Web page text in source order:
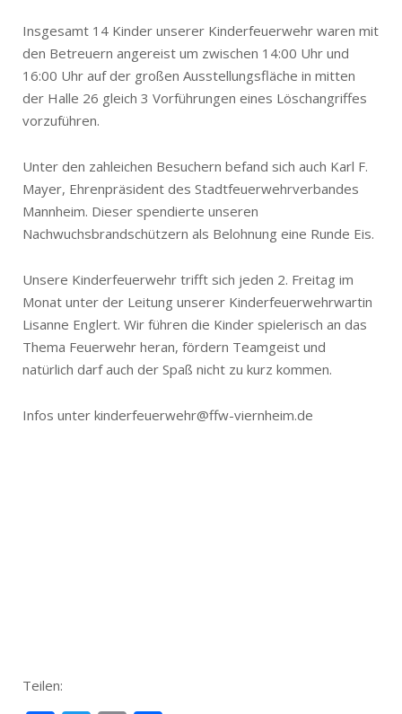
Insgesamt 14 Kinder unserer Kinderfeuerwehr waren mit
den Betreuern angereist um zwischen 14:00 Uhr und
16:00 Uhr auf der großen Ausstellungsfläche in mitten
der Halle 26 gleich 3 Vorführungen eines Löschangriffes
vorzuführen.
Unter den zahleichen Besuchern befand sich auch Karl F.
Mayer, Ehrenpräsident des Stadtfeuerwehrverbandes
Mannheim. Dieser spendierte unseren
Nachwuchsbrandschützern als Belohnung eine Runde Eis.
Unsere Kinderfeuerwehr trifft sich jeden 2. Freitag im
Monat unter der Leitung unserer Kinderfeuerwehrwartin
Lisanne Englert. Wir führen die Kinder spielerisch an das
Thema Feuerwehr heran, fördern Teamgeist und
natürlich darf auch der Spaß nicht zu kurz kommen.
Infos unter kinderfeuerwehr@ffw-viernheim.de
Teilen: